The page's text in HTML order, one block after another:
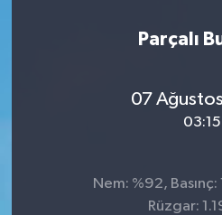
Parçalı
07
03:15
Nem: %92, Basınç:
Rüzgar: